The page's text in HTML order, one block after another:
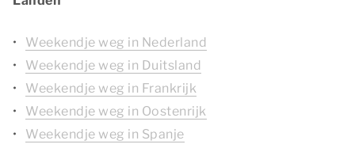
Weekendje weg in Nederland
Weekendje weg in Duitsland
Weekendje weg in Frankrijk
Weekendje weg in Oostenrijk
Weekendje weg in Spanje